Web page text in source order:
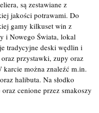
są zestawiane z
jakości potrawami. Do
gamy kilkuset win z
i Nowego Świata, lokal
tradycyjne deski wędlin i
przystawki, zupy oraz
karcie można znaleźć m.in.
halibuta. Na słodko
cenione przez smakoszy